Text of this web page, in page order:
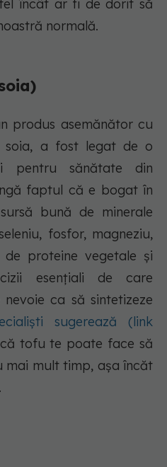
încât ar fi de dorit să
normală.
produs asemănător cu
a fost legat de o
pentru sănătate din
faptul că e bogat în
bună de minerale
fosfor, magneziu,
proteine vegetale și
esențiali de care
ca să sintetizeze
sugerează (link
că tofu te poate face să
mai mult timp, așa încăt